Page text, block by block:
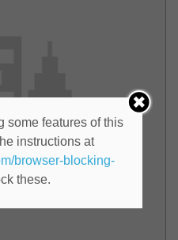
some features of this
instructions at
browser-blocking-
these.